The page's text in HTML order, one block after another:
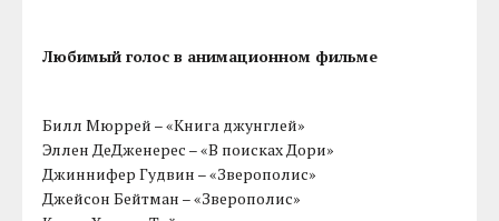
Любимый голос в анимационном фильме
Билл Мюррей – «Книга джунглей»
Эллен ДеДженерес – «В поисках Дори»
Джиннифер Гудвин – «Зверополис»
Джейсон Бейтман – «Зверополис»